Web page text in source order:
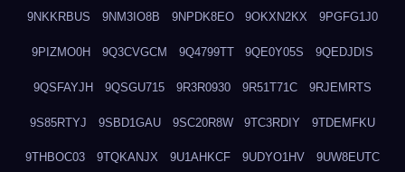
9NKKRBUS 9NM3IO8B 9NPDK8EO 9OKXN2KX 9PGFG1J0
9PIZMO0H 9Q3CVGCM 9Q4799TT 9QE0Y05S 9QEDJDIS
9QSFAYJH 9QSGU715 9R3R0930 9R51T71C 9RJEMRTS
9S85RTYJ 9SBD1GAU 9SC20R8W 9TC3RDIY 9TDEMFKU
9THBOC03 9TQKANJX 9U1AHKCF 9UDYO1HV 9UW8EUTC